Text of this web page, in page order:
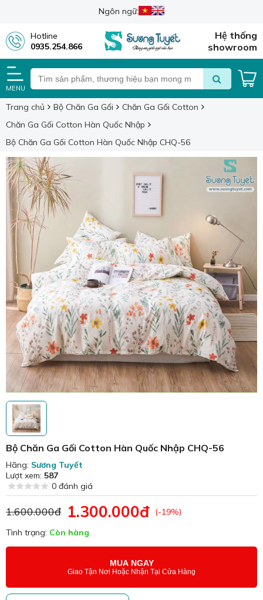
Ngôn ngữ:
Hotline
0935.254.866
Hệ thống
showroom
MENU
Trang chủ Bộ Chăn Ga Gối
Chăn Ga Gối Cotton
Chăn Ga Gối Cotton Hàn Quốc Nhập
Bộ Chăn Ga Gối Cotton Hàn Quốc Nhập CHQ-56
Bộ Chăn Ga Gối Cotton Hàn Quốc Nhập CHQ-56
Hãng: Sương Tuyết
Lượt xem: 587
0 đánh giá
1.600.000đ 1.300.000đ
(-19%)
Tình trạng: Còn hàng
MUA NGAY
Giao Tận Nơi Hoặc Nhận Tại Cửa Hàng